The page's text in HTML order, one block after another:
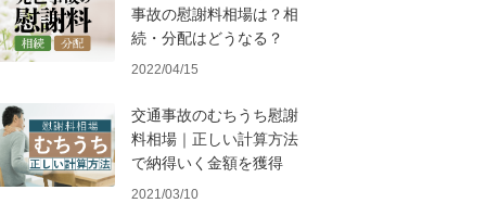
事故の慰謝料相場は？相
続・分配はどうなる？
2022/04/15
交通事故のむちうち慰謝
料相場｜正しい計算方法
で納得いく金額を獲得
2021/03/10